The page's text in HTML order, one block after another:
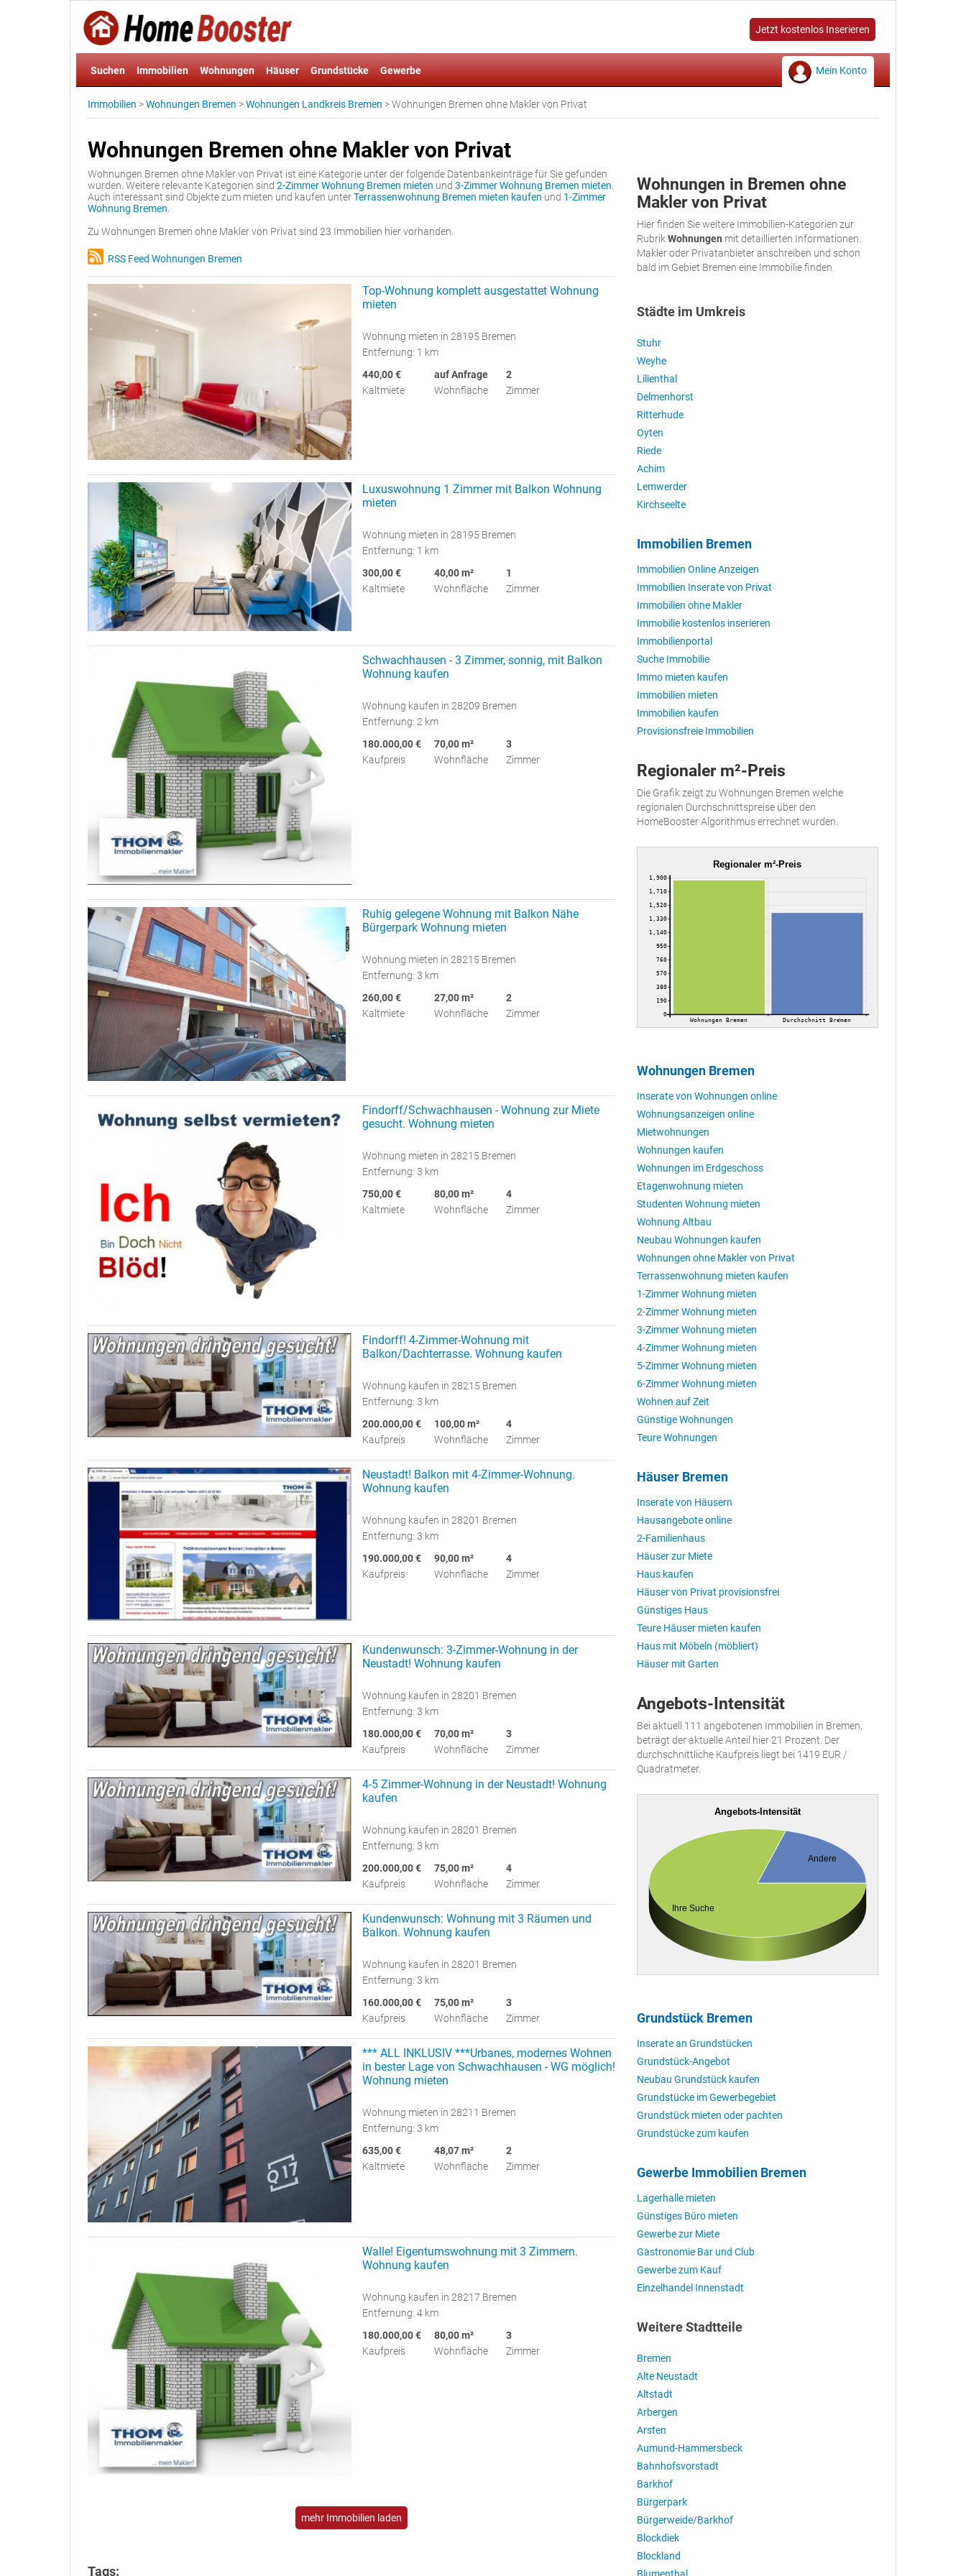
Jetzt kostenlos Inserieren
Suchen Immobilien Wohnungen Häuser Grundstücke Gewerbe Mein Konto
Immobilien >Wohnungen Bremen >Wohnungen Landkreis Bremen >Wohnungen Bremen ohne Makler von Privat
Wohnungen Bremen ohne Makler von Privat
Wohnungen Bremen ohne Makler von Privat ist eine Kategorie unter der folgende Datenbankeinträge für Sie gefunden
wurden. Weitere relevante Kategorien sind 2-Zimmer Wohnung Bremen mieten und 3-Zimmer Wohnung Bremen mieten
Auch interessant sind Objekte zum mieten und kaufen unterTerrassenwohnung Bremen mieten kaufen und 1-Zimmer
Wohnung Bremen
Zu Wohnungen Bremen ohne Makler von Privat sind 23 Immobilien hier vorhanden.
RSS Feed Wohnungen Bremen
Top-Wohnung komplett ausgestattet Wohnung
mieten
Wohnung mieten in 28195 Bremen
Entfernung: 1 km
440,00 €
Kaltmiete
auf Anfrage
Wohnfläche
2
Zimmer
Luxuswohnung 1 Zimmer mit Balkon Wohnung
mieten
Wohnung mieten in 28195 Bremen
Entfernung: 1 km
300,00 €
Kaltmiete
40,00 m²
Wohnfläche
1
Zimmer
Schwachhausen - 3 Zimmer, sonnig, mit Balkon
Wohnung kaufen
Wohnung kaufen in 28209 Bremen
Entfernung: 2 km
180.000,00 €
Kaufpreis
70,00 m²
Wohnfläche
3
Zimmer
Ruhig gelegene Wohnung mit Balkon Nähe
Bürgerpark Wohnung mieten
Wohnung mieten in 28215 Bremen
Entfernung: 3 km
260,00 €
Kaltmiete
27,00 m²
Wohnfläche
2
Zimmer
Findorff/Schwachhausen - Wohnung zur Miete
gesucht. Wohnung mieten
Wohnung mieten in 28215 Bremen
Entfernung: 3 km
750,00 €
Kaltmiete
80,00 m²
Wohnfläche
4
Zimmer
Findorff! 4-Zimmer-Wohnung mit
Balkon/Dachterrasse. Wohnung kaufen
Wohnung kaufen in 28215 Bremen
Entfernung: 3 km
200.000,00 €
Kaufpreis
100,00 m²
Wohnfläche
4
Zimmer
Neustadt! Balkon mit 4-Zimmer-Wohnung.
Wohnung kaufen
Wohnung kaufen in 28201 Bremen
Entfernung: 3 km
190.000,00 €
Kaufpreis
90,00 m²
Wohnfläche
4
Zimmer
Kundenwunsch: 3-Zimmer-Wohnung in der
Neustadt! Wohnung kaufen
Wohnung kaufen in 28201 Bremen
Entfernung: 3 km
180.000,00 €
Kaufpreis
70,00 m²
Wohnfläche
3
Zimmer
4-5 Zimmer-Wohnung in der Neustadt! Wohnung
kaufen
Wohnung kaufen in 28201 Bremen
Entfernung: 3 km
200.000,00 €
Kaufpreis
75,00 m²
Wohnfläche
4
Zimmer
Kundenwunsch: Wohnung mit 3 Räumen und
Balkon. Wohnung kaufen
Wohnung kaufen in 28201 Bremen
Entfernung: 3 km
160.000,00 €
Kaufpreis
75,00 m²
Wohnfläche
3
Zimmer
*** ALL INKLUSIV ***Urbanes, modernes Wohnen
in bester Lage von Schwachhausen - WG möglich!
Wohnung mieten
Wohnung mieten in 28211 Bremen
Entfernung: 3 km
635,00 €
Kaltmiete
48,07 m²
Wohnfläche
2
Zimmer
Walle! Eigentumswohnung mit 3 Zimmern.
Wohnung kaufen
Wohnung kaufen in 28217 Bremen
Entfernung: 4 km
180.000,00 €
Kaufpreis
80,00 m²
Wohnfläche
3
Zimmer
mehr Immobilien laden
Tags:
Wohnungen in Bremen ohne
Makler von Privat
Hier finden Sie weitere Immobilien-Kategorien zur
Rubrik Wohnungen mit detaillierten Informationen.
Makler oder Privatanbieter anschreiben und schon
bald im Gebiet Bremen eine Immobilie finden.
Städte im Umkreis
Stuhr
Weyhe
Lilienthal
Delmenhorst
Ritterhude
Oyten
Riede
Achim
Lemwerder
Kirchseelte
Immobilien Bremen
Immobilien Online Anzeigen
Immobilien Inserate von Privat
Immobilien ohne Makler
Immobilie kostenlos inserieren
Immobilienportal
Suche Immobilie
Immo mieten kaufen
Immobilien mieten
Immobilien kaufen
Provisionsfreie Immobilien
Regionaler m²-Preis
Die Grafik zeigt zu Wohnungen Bremen welche
regionalen Durchschnittspreise über den
HomeBooster Algorithmus errechnet wurden.
Regionaler m²-Preis
0
190
380
570
760
950
1,140
1,330
1,520
1,710
1,900
Wohnungen Bremen Durchschnitt Bremen
Wohnungen Bremen
Inserate von Wohnungen online
Wohnungsanzeigen online
Mietwohnungen
Wohnungen kaufen
Wohnungen im Erdgeschoss
Etagenwohnung mieten
Studenten Wohnung mieten
Wohnung Altbau
Neubau Wohnungen kaufen
Wohnungen ohne Makler von Privat
Terrassenwohnung mieten kaufen
1-Zimmer Wohnung mieten
2-Zimmer Wohnung mieten
3-Zimmer Wohnung mieten
4-Zimmer Wohnung mieten
5-Zimmer Wohnung mieten
6-Zimmer Wohnung mieten
Wohnen auf Zeit
Günstige Wohnungen
Teure Wohnungen
Häuser Bremen
Inserate von Häusern
Hausangebote online
2-Familienhaus
Häuser zur Miete
Haus kaufen
Häuser von Privat provisionsfrei
Günstiges Haus
Teure Häuser mieten kaufen
Haus mit Möbeln (möbliert)
Häuser mit Garten
Angebots-Intensität
Bei aktuell 111 angebotenen Immobilien in Bremen,
beträgt der aktuelle Anteil hier 21 Prozent. Der
durchschnittliche Kaufpreis liegt bei 1419 EUR /
Quadratmeter.
Angebots-Intensität
Ihre Suche
Andere
Grundstück Bremen
Inserate an Grundstücken
Grundstück-Angebot
Neubau Grundstück kaufen
Grundstücke im Gewerbegebiet
Grundstück mieten oder pachten
Grundstücke zum kaufen
Gewerbe Immobilien Bremen
Lagerhalle mieten
Günstiges Büro mieten
Gewerbe zur Miete
Gastronomie Bar und Club
Gewerbe zum Kauf
Einzelhandel Innenstadt
Weitere Stadtteile
Bremen
Alte Neustadt
Altstadt
Arbergen
Arsten
Aumund-Hammersbeck
Bahnhofsvorstadt
Barkhof
Bürgerpark
Bürgerweide/Barkhof
Blockdiek
Blockland